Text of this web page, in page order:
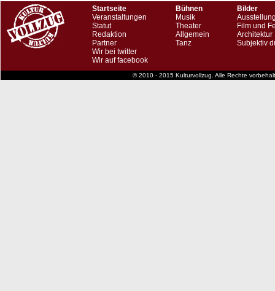
Startseite
Veranstaltungen
Statut
Redaktion
Partner
Wir bei twitter
Wir auf facebook
Bühnen
Musik
Theater
Allgemein
Tanz
Bilder
Film und
Architektur
Subjektiv
© 2010 - 2015 Kulturvollzug. Alle Rechte